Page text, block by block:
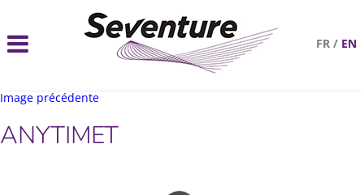
FR / EN
Image précédente
ANYTIMET